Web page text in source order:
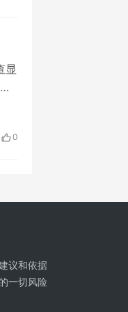
显
0
议和依据
一切风险